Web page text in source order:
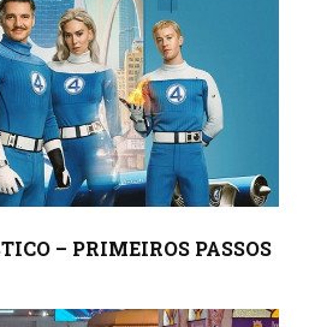
– PRIMEIROS PASSOS